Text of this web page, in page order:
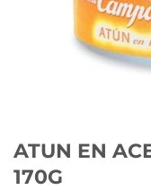
ATUN EN
170G